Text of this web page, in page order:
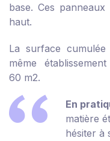
base. Ces
haut.
La surface
même
60 m2.
En
matière
hésiter à